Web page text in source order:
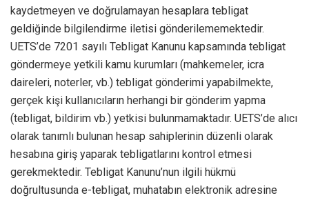
kaydetmeyen ve doğrulamayan hesaplara tebligat
geldiğinde bilgilendirme iletisi gönderilememektedir.
UETS’de 7201 sayılı Tebligat Kanunu kapsamında tebligat
göndermeye yetkili kamu kurumları (mahkemeler, icra
daireleri, noterler, vb.) tebligat gönderimi yapabilmekte,
gerçek kişi kullanıcıların herhangi bir gönderim yapma
(tebligat, bildirim vb.) yetkisi bulunmamaktadır. UETS’de alıcı
olarak tanımlı bulunan hesap sahiplerinin düzenli olarak
hesabına giriş yaparak tebligatlarını kontrol etmesi
gerekmektedir. Tebligat Kanunu’nun ilgili hükmü
doğrultusunda e-tebligat, muhatabın elektronik adresine